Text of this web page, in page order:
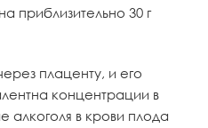
приблизительно 30 г
плаценту, и его
концентрации в
в крови плода